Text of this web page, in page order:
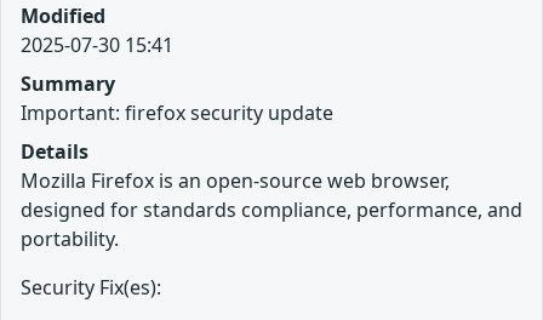
Modified
2025-07-30 15:41
Summary
Important: firefox security update
Details
Mozilla Firefox is an open-source web browser,
designed for standards compliance, performance, and
portability.
Security Fix(es):